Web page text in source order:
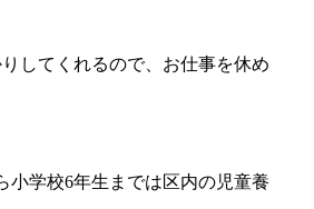
してくれるので、お仕事を休め
小学校6年生までは区内の児童養